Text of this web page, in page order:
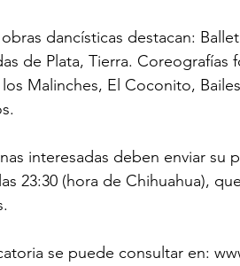
dancísticas destacan:
de Plata, Tierra.
Malinches, El Coconito,
interesadas deben enviar
23:30 (hora de Chihuahua),
se puede consultar en: